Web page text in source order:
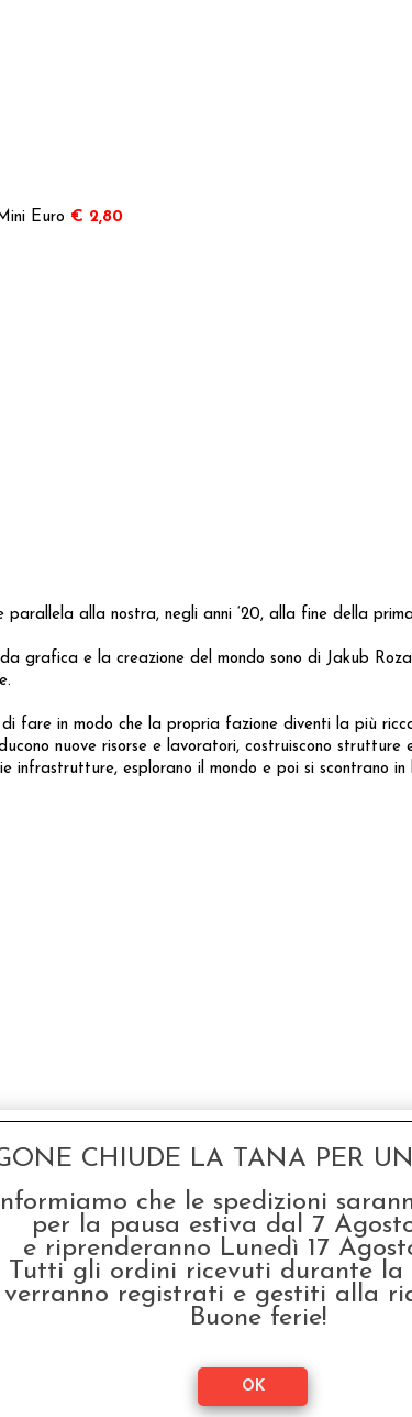
Euro € 2,80
alla nostra, negli anni ‘20, alla fine della
grafica e la creazione del mondo sono di Jakub
fare in modo che la propria fazione diventi la più
nuove risorse e lavoratori, costruiscono
infrastrutture, esplorano il mondo e poi si scontrano
CHIUDE LA TANA PER
che le spedizioni
per la pausa estiva dal 7
e riprenderanno Lunedì 17
Tutti gli ordini ricevuti durante la
verranno registrati e gestiti alla
Buone ferie!